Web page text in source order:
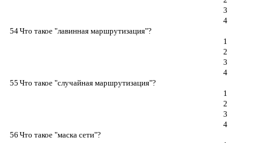
3
4
54Что такое "лавинная маршрутизация"?
1
2
3
4
55 Что такое "случайная маршрутизация"?
1
2
3
4
56 Что такое "маска сети"?